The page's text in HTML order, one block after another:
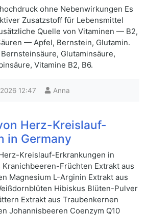
ohne Nebenwirkungen Es
Zusatzstoff für Lebensmittel
Quelle von Vitaminen — B2,
— Apfel, Bernstein, Glutamin.
Glutaminsäure,
Vitamine B2, B6.
12:47 Anna
Herz-Kreislauf-
in Germany
Kreislauf-Erkrankungen in
Kranichbeeren-Früchten Extrakt aus
Magnesium L-Arginin Extrakt aus
Hibiskus Blüten-Pulver
Extrakt aus Traubenkernen
Johannisbeeren Coenzym Q10